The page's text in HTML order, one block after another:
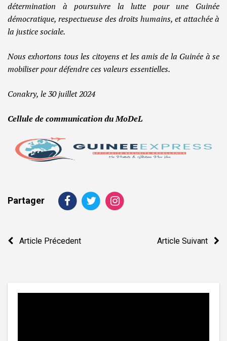
détermination à poursuivre la lutte pour une Guinée
démocratique, respectueuse des droits humains, et attachée à
la justice sociale.
Nous exhortons tous les citoyens et les amis de la Guinée à se
mobiliser pour défendre ces valeurs essentielles.
Conakry, le 30 juillet 2024
Cellule de communication du MoDeL
Partager
Navigation
Article Précedent Article Suivant